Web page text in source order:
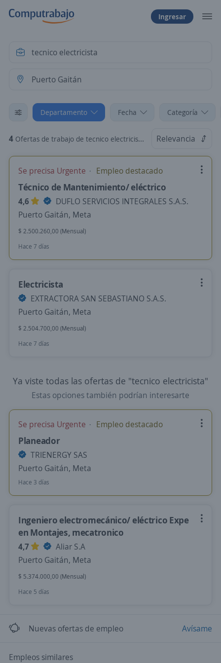
Ingresar
Departamento Fecha Categoría
4 Ofertas de trabajo de tecnico electricista en Puerto Gaitán, Meta Relevancia
Se precisa Urgente Empleo destacado
Técnico de Mantenimiento/ eléctrico
4,6
DUFLO SERVICIOS INTEGRALES S.A.S.
Puerto Gaitán, Meta
$ 2.500.260,00 (Mensual)
Hace 7 días
Electricista
EXTRACTORA SAN SEBASTIANO S.A.S.
Puerto Gaitán, Meta
$ 2.504.700,00 (Mensual)
Hace 7 días
Ya viste todas las ofertas de "tecnico electricista"
Estas opciones también podrían interesarte
Se precisa Urgente Empleo destacado
Planeador
TRIENERGY SAS
Puerto Gaitán, Meta
Hace 3 días
Ingeniero electromecánico/ eléctrico Expe
en Montajes, mecatronico
4,7
Aliar S.A
Puerto Gaitán, Meta
$ 5.374.000,00 (Mensual)
Hace 5 días
Nuevas ofertas de empleo Avísame
Empleos similares